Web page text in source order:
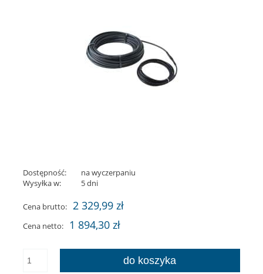
Dostępność:
na wyczerpaniu
Wysyłka w:
5 dni
Cena brutto: 2 329,99 zł
Cena netto: 1 894,30 zł
do koszyka